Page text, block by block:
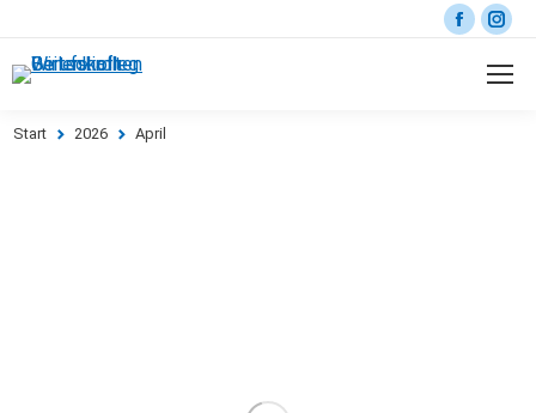
Sie befinden sich hier:
Start 2026 April